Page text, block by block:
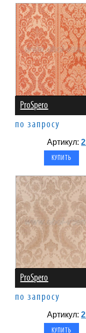
ProSpero
по запросу
Артикул:
ProSpero
по запросу
Артикул: